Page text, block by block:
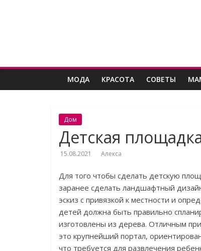
Блог
полезных
женщин
МОДА КРАСОТА СОВЕТЫ
Дом
Детская
15.08.2021 Алекса
Для того чтобы сделать детскую
заранее сделать ландшафтный
эскиз с привязкой к местности и
детей должна быть правильно
изготовлены из дерева. Отличным
это крупнейший портал,
что требуется для развлечения